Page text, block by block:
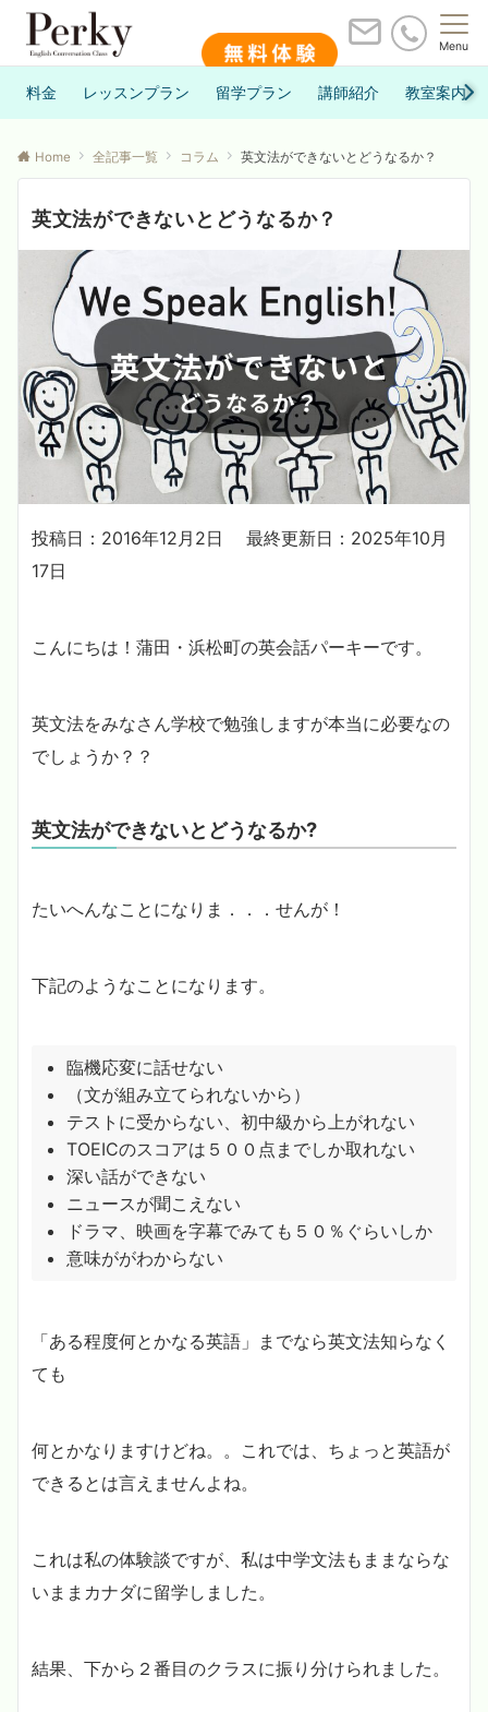
Menu
料金 レッスンプラン 留学プラン 講師紹介 教室案内
Home 全記事一覧 コラム 英文法ができないとどうなるか？
英文法ができないとどうなるか？
投稿日：2016年12月2日
最終更新日：2025年10月
17日
こんにちは！蒲田・浜松町の英会話パーキーです。
英文法をみなさん学校で勉強しますが本当に必要なの
でしょうか？？
英文法ができないとどうなるか?
たいへんなことになりま．．．せんが！
下記のようなことになります。
臨機応変に話せない
（文が組み立てられないから）
テストに受からない、初中級から上がれない
TOEICのスコアは５００点までしか取れない
深い話ができない
ニュースが聞こえない
ドラマ、映画を字幕でみても５０％ぐらいしか
意味ががわからない
「ある程度何とかなる英語」までなら英文法知らなく
ても
何とかなりますけどね。。これでは、ちょっと英語が
できるとは言えませんよね。
これは私の体験談ですが、私は中学文法もままならな
いままカナダに留学しました。
結果、下から２番目のクラスに振り分けられました。